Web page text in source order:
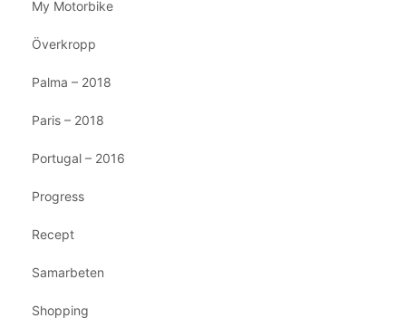
My Motorbike
Överkropp
Palma – 2018
Paris – 2018
Portugal – 2016
Progress
Recept
Samarbeten
Shopping